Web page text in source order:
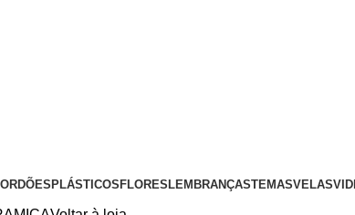
PLÁSTICOSFLORESLEMBRANÇASTEMASVELAS